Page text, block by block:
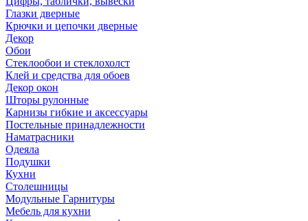
Глазки дверные
Крючки и цепочки дверные
Декор
Обои
Стеклообои и стеклохолст
Клей и средства для обоев
Декор окон
Шторы рулонные
Карнизы гибкие и аксессуары
Постельные принадлежности
Наматрасники
Одеяла
Подушки
Кухни
Столешницы
Модульные Гарнитуры
Мебель для кухни